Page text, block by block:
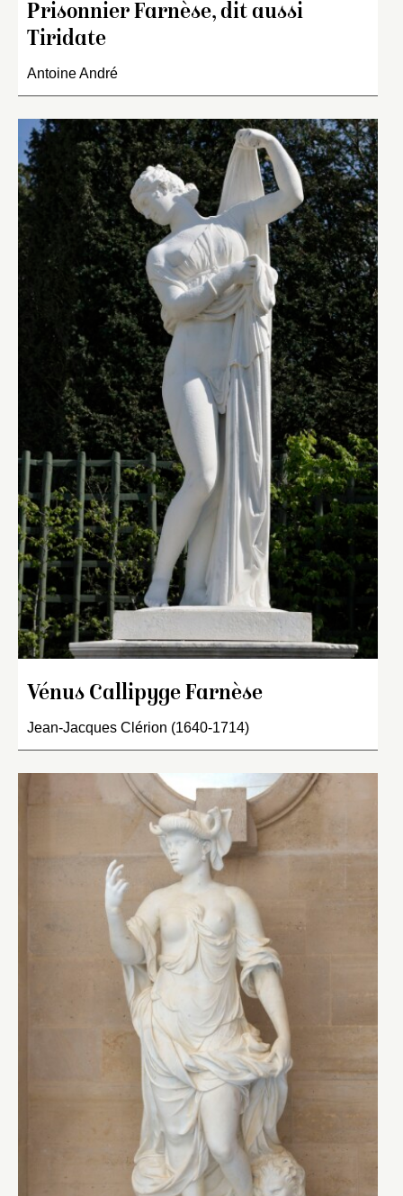
Prisonnier Farnèse, dit aussi
Tiridate
Antoine André
Vénus Callipyge Farnèse
Jean-Jacques Clérion (1640-1714)